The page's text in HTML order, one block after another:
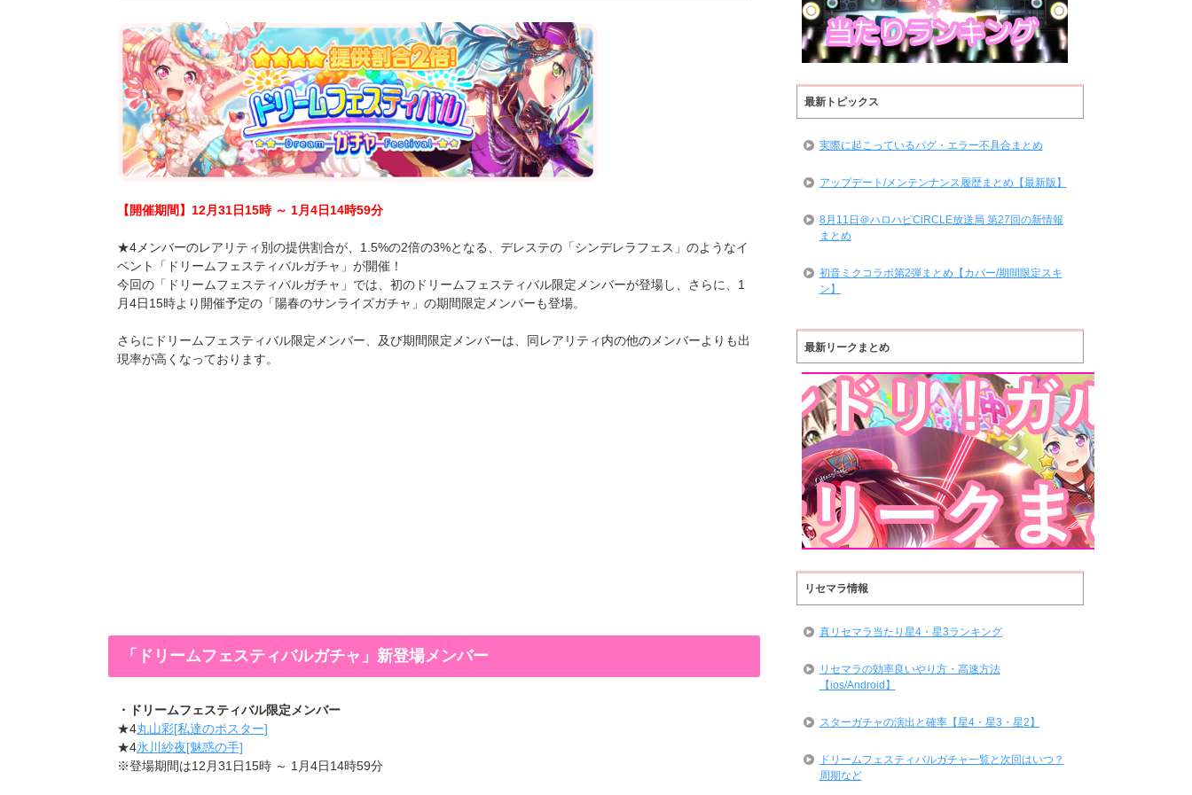
【開催期間】12月31日15時 ～ 1月4日14時59分
★4メンバーのレアリティ別の提供割合が、1.5%の2倍の3%となる、デレステの「シンデレラフェス」のようなイ
ベント「ドリームフェスティバルガチャ」が開催！
今回の「ドリームフェスティバルガチャ」では、初のドリームフェスティバル限定メンバーが登場し、さらに、1
月4日15時より開催予定の「陽春のサンライズガチャ」の期間限定メンバーも登場。
さらにドリームフェスティバル限定メンバー、及び期間限定メンバーは、同レアリティ内の他のメンバーよりも出
現率が高くなっております。
「ドリームフェスティバルガチャ」新登場メンバー
・ドリームフェスティバル限定メンバー
★4丸山彩[私達のポスター]
★4氷川紗夜[魅惑の手]
※登場期間は12月31日15時 ～ 1月4日14時59分
最新トピックス
実際に起こっているバグ・エラー不具合まとめ
アップデート/メンテンナンス履歴まとめ【最新版】
8月11日＠ハロハピCiRCLE放送局 第27回の新情報
まとめ
初音ミクコラボ第2弾まとめ【カバー/期間限定スキ
ン】
最新リークまとめ
リセマラ情報
真リセマラ当たり星4・星3ランキング
リセマラの効率良いやり方・高速方法
【ios/Android】
スターガチャの演出と確率【星4・星3・星2】
ドリームフェスティバルガチャ一覧と次回はいつ？
周期など